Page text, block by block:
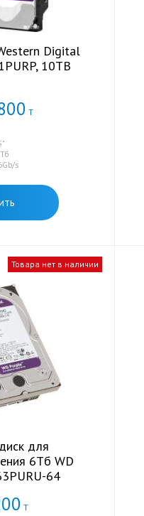
Digital
10TB
Т
s
Товара нет в наличии
для
6Тб WD
64
Т